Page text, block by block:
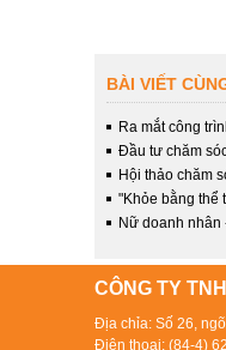
BÀI VIẾT
Ra mắt công
Đầu tư chăm
Hội thảo chăm
"Khỏe bằng thể
Nữ doanh nhân
CÔNG TY
Địa chỉa: Số 26,
Điện thoại: (84-4)